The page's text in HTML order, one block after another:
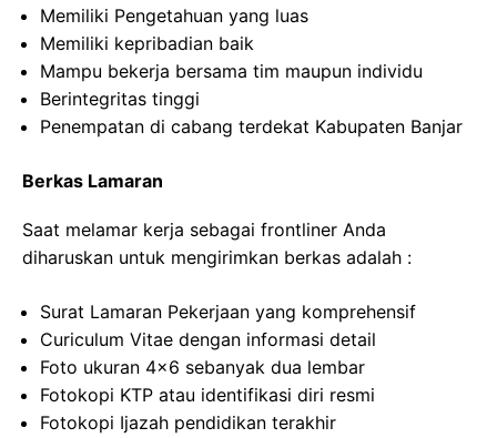
Memiliki Pengetahuan yang luas
Memiliki kepribadian baik
Mampu bekerja bersama tim maupun individu
Berintegritas tinggi
Penempatan di cabang terdekat Kabupaten Banjar
Berkas Lamaran
Saat melamar kerja sebagai frontliner Anda
diharuskan untuk mengirimkan berkas adalah :
Surat Lamaran Pekerjaan yang komprehensif
Curiculum Vitae dengan informasi detail
Foto ukuran 4×6 sebanyak dua lembar
Fotokopi KTP atau identifikasi diri resmi
Fotokopi Ijazah pendidikan terakhir